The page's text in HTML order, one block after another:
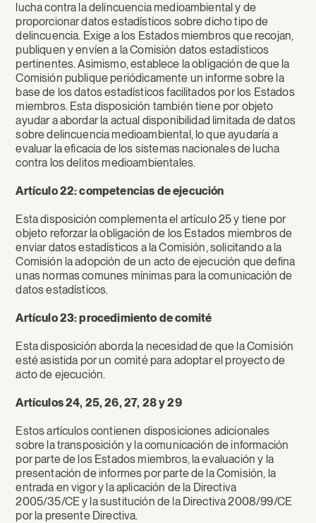
lucha contra la delincuencia medioambiental y de
proporcionar datos estadísticos sobre dicho tipo de
delincuencia. Exige a los Estados miembros que recojan,
publiquen y envíen a la Comisión datos estadísticos
pertinentes. Asimismo, establece la obligación de que la
Comisión publique periódicamente un informe sobre la
base de los datos estadísticos facilitados por los Estados
miembros. Esta disposición también tiene por objeto
ayudar a abordar la actual disponibilidad limitada de datos
sobre delincuencia medioambiental, lo que ayudaría a
evaluar la eficacia de los sistemas nacionales de lucha
contra los delitos medioambientales.
Artículo 22: competencias de ejecución
Esta disposición complementa el artículo 25 y tiene por
objeto reforzar la obligación de los Estados miembros de
enviar datos estadísticos a la Comisión, solicitando a la
Comisión la adopción de un acto de ejecución que defina
unas normas comunes mínimas para la comunicación de
datos estadísticos.
Artículo 23: procedimiento de comité
Esta disposición aborda la necesidad de que la Comisión
esté asistida por un comité para adoptar el proyecto de
acto de ejecución.
Artículos 24, 25, 26, 27, 28 y 29
Estos artículos contienen disposiciones adicionales
sobre la transposición y la comunicación de información
por parte de los Estados miembros, la evaluación y la
presentación de informes por parte de la Comisión, la
entrada en vigor y la aplicación de la Directiva
2005/35/CE y la sustitución de la Directiva 2008/99/CE
por la presente Directiva.